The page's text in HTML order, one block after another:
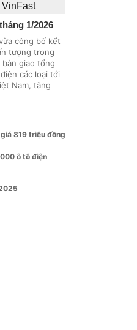
VinFast
1/2026
công bố kết
tượng trong
giao tổng
các loại tới
Nam, tăng
819 triệu đồng
ô tô điện